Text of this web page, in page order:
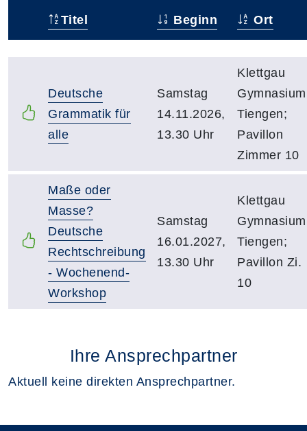
Status
Titel Beginn Ort
Deutsche
Grammatik für
alle
Samstag
14.11.2026,
13.30 Uhr
Klettgau
Gymnasium
Tiengen;
Pavillon
Zimmer 10
Maße oder
Masse?
Deutsche
Rechtschreibung
- Wochenend-
Workshop
Samstag
16.01.2027,
13.30 Uhr
Klettgau
Gymnasium
Tiengen;
Pavillon Zi.
10
Ihre Ansprechpartner
Aktuell keine direkten Ansprechpartner.